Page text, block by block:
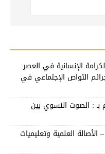
الإنسانية في العصر
التواص الإجتماعي في
: الصوت النسوي بين
العلمية وتعليميات